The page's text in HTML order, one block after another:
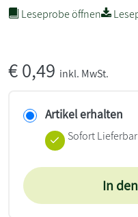
Leseprobe öffnen
€0,49 inkl. MwSt.
Artikel erhalten
Sofort
In